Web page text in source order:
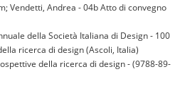
Vendetti, Andrea - 04b Atto di convegno
della Società Italiana di Design - 100
ricerca di design (Ascoli, Italia)
della ricerca di design - (9788-89-